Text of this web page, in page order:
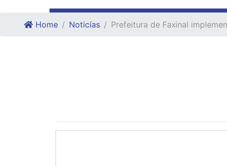
Home Noticías Prefeitura de Faxinal